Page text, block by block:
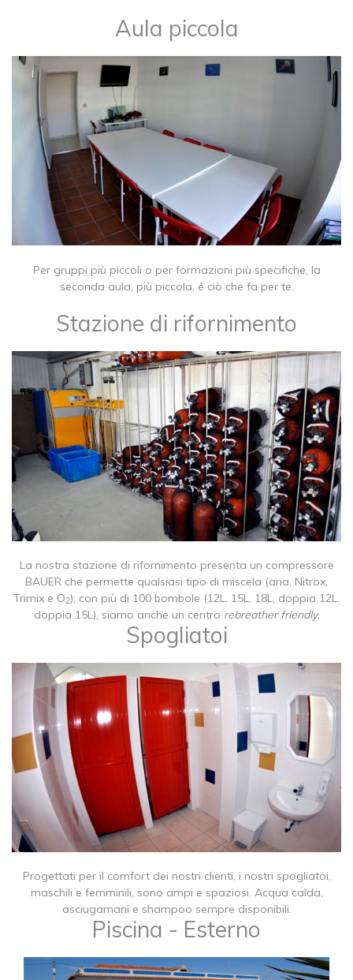
Aula piccola
Per gruppi più piccoli o per formazioni più specifiche, la
seconda aula, più piccola, é ciò che fa per te.
Stazione di rifornimento
La nostra stazione di rifornimento presenta un compressore
BAUER che permette qualsiasi tipo di miscela (aria, Nitrox,
Trimix e O2); con più di 100 bombole (12L, 15L, 18L, doppia 12L,
doppia 15L), siamo anche un centro rebreather friendly.
Spogliatoi
Progettati per il comfort dei nostri clienti, i nostri spogliatoi,
maschili e femminili, sono ampi e spaziosi. Acqua calda,
asciugamani e shampoo sempre disponibili.
Piscina - Esterno